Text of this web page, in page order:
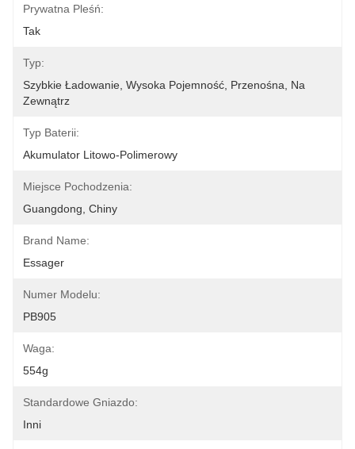
Prywatna Pleśń:
Tak
Typ:
Szybkie Ładowanie, Wysoka Pojemność, Przenośna, Na
Zewnątrz
Typ Baterii:
Akumulator Litowo-Polimerowy
Miejsce Pochodzenia:
Guangdong, Chiny
Brand Name:
Essager
Numer Modelu:
PB905
Waga:
554g
Standardowe Gniazdo:
Inni